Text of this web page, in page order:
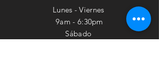
Lunes - Viernes
9am - 6:30pm
​​Sábado